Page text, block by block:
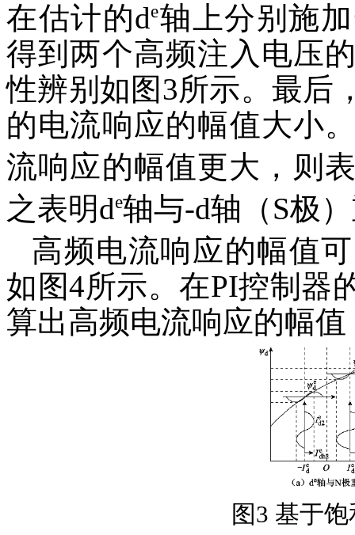
在估计的de轴上分别施
得到两个高频注入电压
性辨别如图3所示。最后
的电流响应的幅值大小
流响应的幅值更大，则
之表明de轴与-d轴（S极
高频电流响应的幅值
如图4所示。在PI控制器
算出高频电流响应的幅
图3 基于